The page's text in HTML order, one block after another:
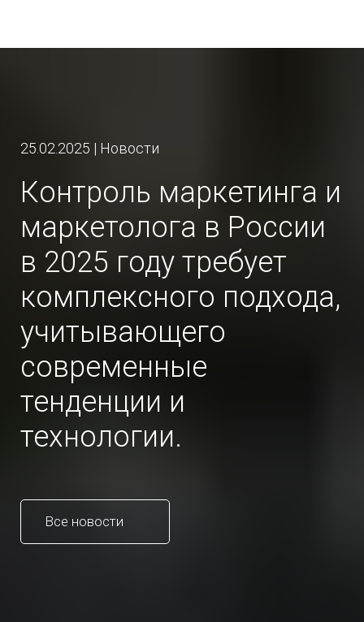
25.02.2025 | Новости
Контроль маркетинга и
маркетолога в России
в 2025 году требует
комплексного подхода,
учитывающего
современные
тенденции и
технологии.
Все новости